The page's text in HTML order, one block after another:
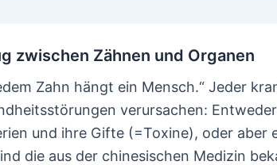
zwischen Zähnen und Organen
Zahn hängt ein Mensch.“ Jeder
verursachen:
und ihre Gifte (=Toxine), oder
die aus der chinesischen Medizin